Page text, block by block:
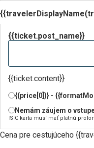
{{ticket.post_name}}
{{ticket.content}}
{{price[0]}} -
Nemám záujem o
ISIC karta musí mať platnú
Cena pre cestujúceho